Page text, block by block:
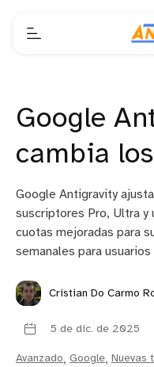
Google
cambia
Google Antigravity
suscriptores Pro, Ultra y
cuotas mejoradas para
semanales para
Cristian Do Carmo
5 de dic. de 2025
Avanzado, Google, Nuevas